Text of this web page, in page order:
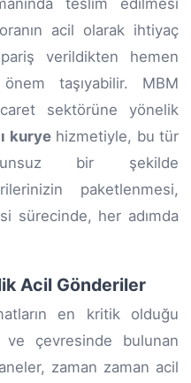
acil olarak ihtiyaç
verildikten hemen
taşıyabilir. MBM
sektörüne yönelik
kuryehizmetiyle, bu tür
bir şekilde
paketlenmesi,
sürecinde, her adımda
Acil Gönderiler
en kritik olduğu
çevresinde bulunan
zaman zaman acil